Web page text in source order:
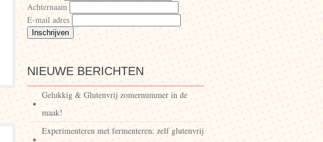
Achternaam
E-mail adres
NIEUWE BERICHTEN
Gelukkig & Glutenvrij zomernummer in de
maak!
Experimenteren met fermenteren: zelf glutenvrij